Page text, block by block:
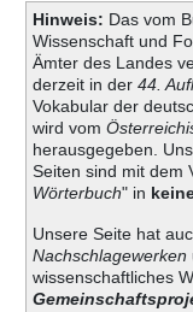
Hinweis: Das vom
Wissenschaft und
Ämter des Landes
derzeit in der 44.
Vokabular der
wird vom
herausgegeben.
Seiten sind mit dem
Wörterbuch" in
Unsere Seite hat
Nachschlagewerken
wissenschaftliches